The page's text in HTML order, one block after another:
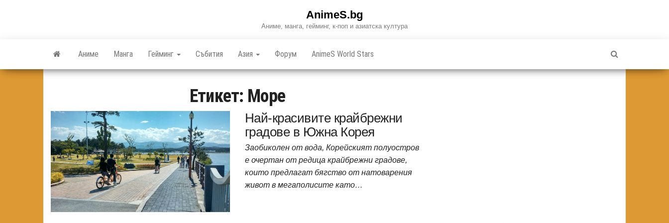
AnimeS.bg
Аниме, манга, гейминг, к-поп и азиатска култура
Аниме Манга Гейминг Събития Азия Форум AnimeS World Stars
Етикет: Море
Най-красивите крайбрежни
градове в Южна Корея
Заобиколен от вода, Корейският полуостров
е очертан от редица крайбрежни градове,
които предлагат бягство от натоварения
живот в мегаполисите като…